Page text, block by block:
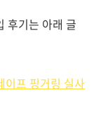
후기는 아래 글
프 핑거링 실사